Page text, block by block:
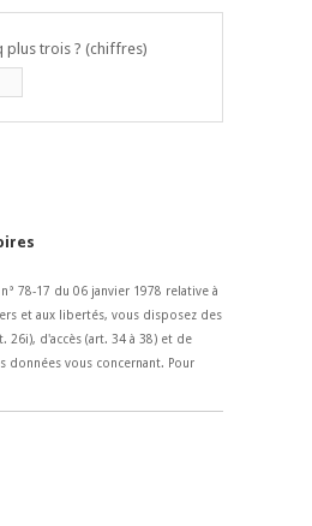
plus trois ? (chiffres)
78-17 du 06 janvier 1978 relative à
et aux libertés, vous disposez des
d'accès (art. 34 à 38) et de
données vous concernant. Pour